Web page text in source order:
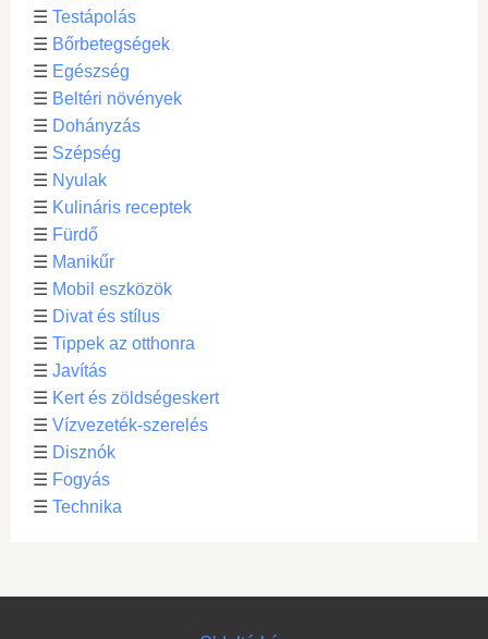
☰ Testápolás
☰ Bőrbetegségek
☰ Egészség
☰ Beltéri növények
☰ Dohányzás
☰ Szépség
☰ Nyulak
☰ Kulináris receptek
☰ Fürdő
☰ Manikűr
☰ Mobil eszközök
☰ Divat és stílus
☰ Tippek az otthonra
☰ Javítás
☰ Kert és zöldségeskert
☰ Vízvezeték-szerelés
☰ Disznók
☰ Fogyás
☰ Technika